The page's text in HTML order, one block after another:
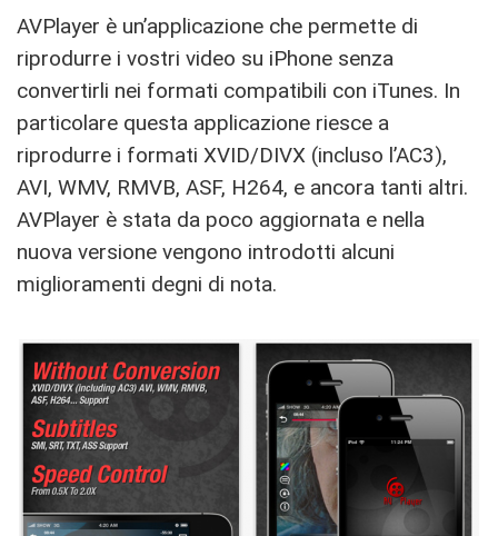
AVPlayer è un’applicazione che permette di
riprodurre i vostri video su iPhone senza
convertirli nei formati compatibili con iTunes. In
particolare questa applicazione riesce a
riprodurre i formati XVID/DIVX (incluso l’AC3),
AVI, WMV, RMVB, ASF, H264, e ancora tanti altri.
AVPlayer è stata da poco aggiornata e nella
nuova versione vengono introdotti alcuni
miglioramenti degni di nota.